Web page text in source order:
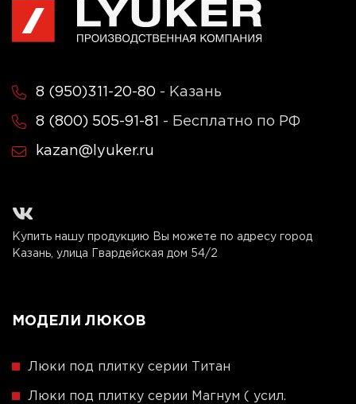
8 (950)311-20-80 - Казань
8 (800) 505-91-81 - Бесплатно по РФ
kazan@lyuker.ru
Купить нашу продукцию Вы можете по адресу город
Казань, улица Гвардейская дом 54/2
МОДЕЛИ ЛЮКОВ
Люки под плитку серии Титан
Люки под плитку серии Магнум ( усил.